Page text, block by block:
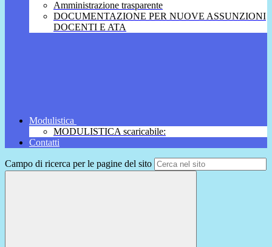
Amministrazione trasparente
DOCUMENTAZIONE PER NUOVE ASSUNZIONI
DOCENTI E ATA
Modulistica
MODULISTICA scaricabile:
Contatti
Campo di ricerca per le pagine del sito